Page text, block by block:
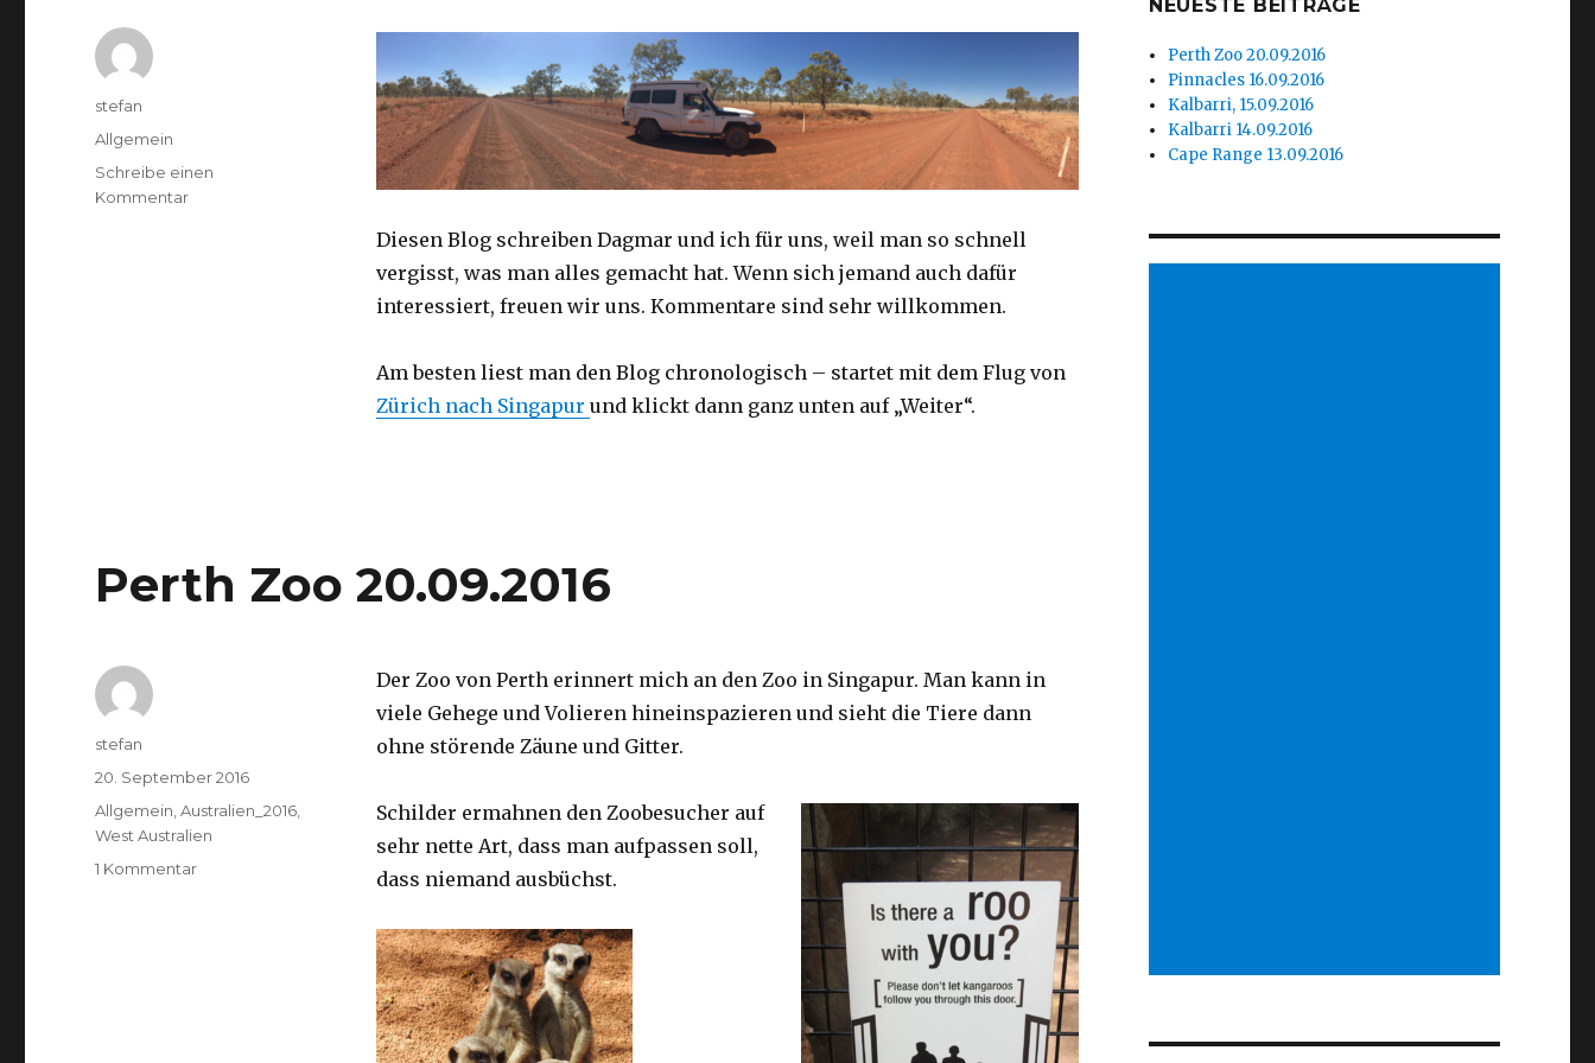
Diesen Blog schreiben Dagmar und ich für uns, weil man so schnell
vergisst, was man alles gemacht hat. Wenn sich jemand auch dafür
interessiert, freuen wir uns. Kommentare sind sehr willkommen.
Am besten liest man den Blog chronologisch – startet mit dem Flug von
Zürich nach Singapur und klickt dann ganz unten auf „Weiter“.
Autor
stefan
Kategorien
Allgemein
Schreibe einen
Kommentarzu
Perth Zoo 20.09.2016
Der Zoo von Perth erinnert mich an den Zoo in Singapur. Man kann in
viele Gehege und Volieren hineinspazieren und sieht die Tiere dann
ohne störende Zäune und Gitter.
Schilder ermahnen den Zoobesucher auf
sehr nette Art, dass man aufpassen soll,
dass niemand ausbüchst.
Autor
stefan
Veröffentlicht
am
20. September 2016
Kategorien
Allgemein,Australien_2016,
West Australien
1 Kommentarzu
NEUESTE BEITRÄGE
Perth Zoo 20.09.2016
Pinnacles 16.09.2016
Kalbarri, 15.09.2016
Kalbarri 14.09.2016
Cape Range 13.09.2016